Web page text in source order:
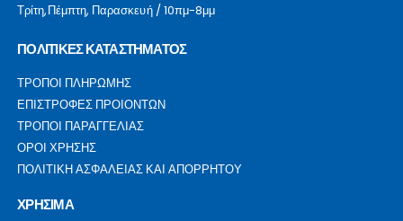
Τρίτη,Πέμπτη, Παρασκευή / 10πμ-8μμ
ΠΟΛΙΤΙΚΕΣ ΚΑΤΑΣΤΗΜΑΤΟΣ
ΤΡΟΠΟΙ ΠΛΗΡΩΜΗΣ
ΕΠΙΣΤΡΟΦΕΣ ΠΡΟΙΟΝΤΩΝ
ΤΡΟΠΟΙ ΠΑΡΑΓΓΕΛΙΑΣ
ΟΡΟΙ ΧΡΗΣΗΣ
ΠΟΛΙΤΙΚΗ ΑΣΦΑΛΕΙΑΣ ΚΑΙ ΑΠΟΡΡΗΤΟΥ
ΧΡΗΣΙΜΑ